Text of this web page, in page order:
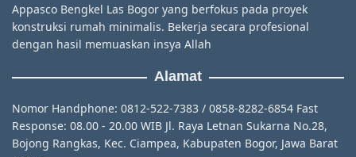
Appasco Bengkel Las Bogor yang berfokus pada proyek
konstruksi rumah minimalis. Bekerja secara profesional
dengan hasil memuaskan insya Allah
Alamat
Nomor Handphone: 0812-522-7383 / 0858-8282-6854 Fast
Response: 08.00 - 20.00 WIB Jl. Raya Letnan Sukarna No.28,
Bojong Rangkas, Kec. Ciampea, Kabupaten Bogor, Jawa Barat